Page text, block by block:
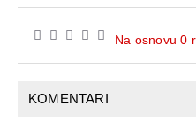
Na osnovu 0
KOMENTARI